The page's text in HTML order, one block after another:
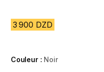
3 900 DZD
Couleur : Noir